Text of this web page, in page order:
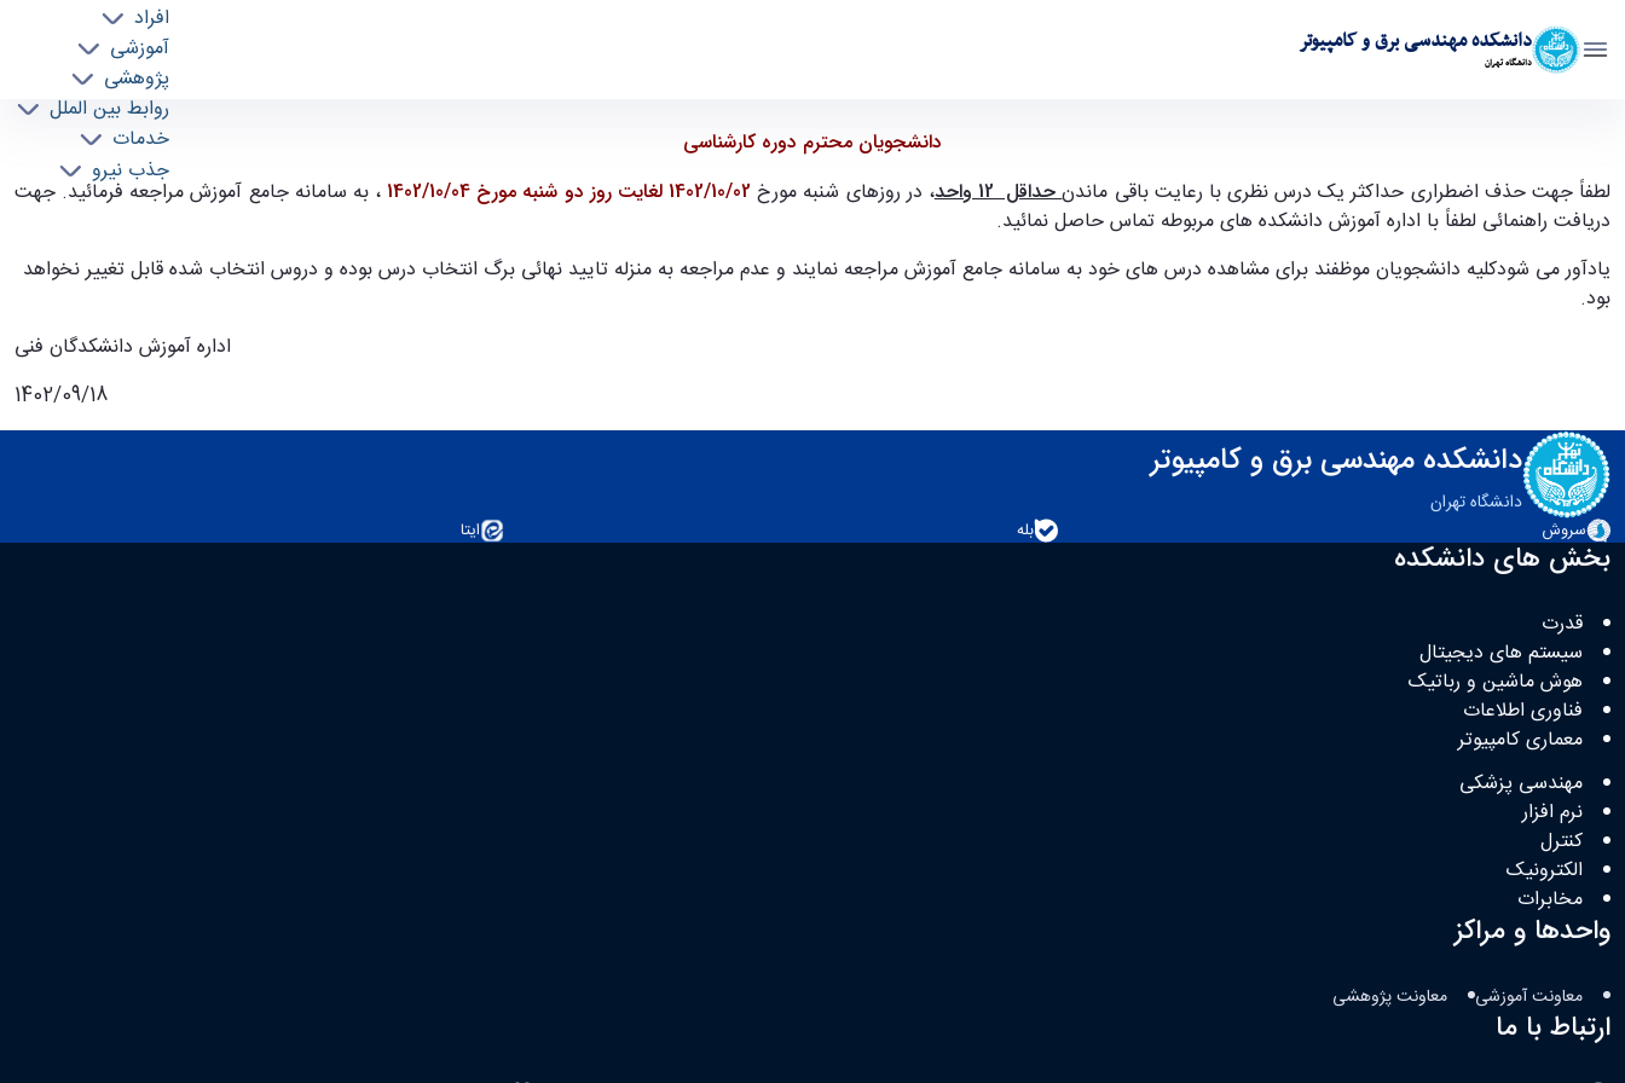
دانشکده مهندسی برق و کامپیوتر
دانشگاه تهران
افراد
آموزشی
پژوهشی
روابط بین الملل
خدمات
جذب نیرو
دانشجویان محترم دوره کارشناسی
لطفاً جهت حذف اضطراری حداکثر یک درس نظری با رعایت باقی ماندنحداقل 12 واحد ، در روزهای شنبه مورخ 1402/10/02 لغایت روز دو شنبه مورخ 1402/10/04
، به سامانه جامع آموزش مراجعه فرمائید. جهت
دریافت راهنمائی لطفاً با اداره آموزش دانشکده های مربوطه تماس حاصل نمائید.
یادآور می شودکلیه دانشجویان موظفند برای مشاهده درس های خود به سامانه جامع آموزش مراجعه نمایند و عدم مراجعه به منزله تایید نهائی برگ انتخاب درس بوده و دروس انتخاب شده قابل تغییر نخواهد
بود.
اداره آموزش دانشکدگان فنی
1402/09/18
دانشکده مهندسی برق و کامپیوتر
دانشگاه تهران
سروش
بله ایتا
بخش های دانشکده
قدرت
سیستم های دیجیتال
هوش ماشین و رباتیک
فناوری اطلاعات
معماری کامپیوتر
مهندسی پزشکی
نرم افزار
کنترل
الکترونیک
مخابرات
واحدها و مراکز
معاونت آموزشی معاونت پژوهشی
ارتباط با ما